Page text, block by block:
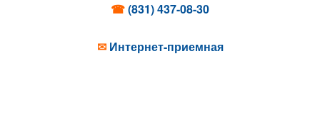
☎(831) 437-08-30
✉ Интернет-приемная